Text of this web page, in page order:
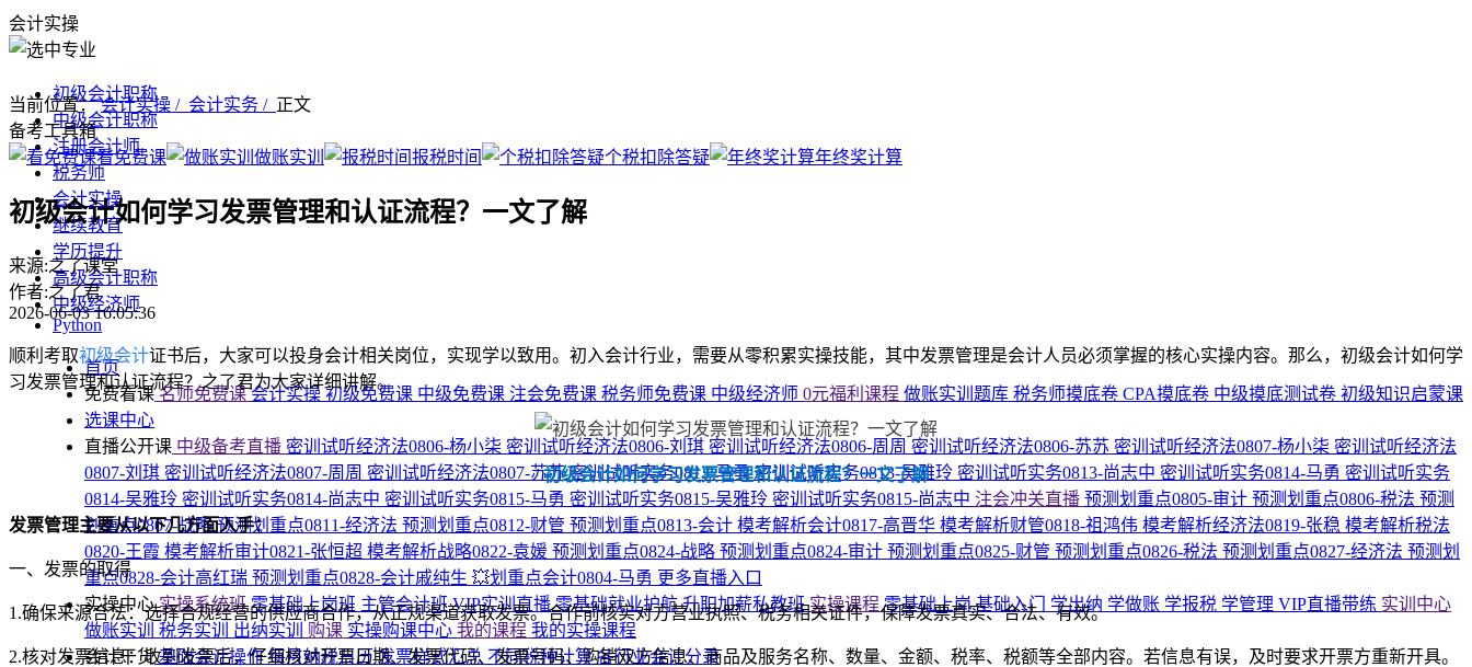
会计实操
初级会计职称
中级会计职称
注册会计师
税务师
会计实操
继续教育
学历提升
高级会计职称
中级经济师
Python
首页
免费看课名师免费课会计实操初级免费课 中级免费课 注会免费课 税务师免费课 中级经济师 0元福利课程 做账实训题库 税务师摸底卷 CPA摸底卷 中级摸底测试卷 初级知识启蒙课
选课中心
直播公开课 中级备考直播 密训试听经济法0806-杨小柒 密训试听经济法0806-刘琪 密训试听经济法0806-周周 密训试听经济法0806-苏苏 密训试听经济法0807-杨小柒 密训试听经济法
0807-刘琪 密训试听经济法0807-周周 密训试听经济法0807-苏苏密训试听实务0813-马勇密训试听实务0813-吴雅玲 密训试听实务0813-尚志中 密训试听实务0814-马勇 密训试听实务
0814-吴雅玲 密训试听实务0814-尚志中 密训试听实务0815-马勇 密训试听实务0815-吴雅玲 密训试听实务0815-尚志中 注会冲关直播 预测划重点0805-审计 预测划重点0806-税法 预测
划重点0807-战略预测划重点0811-经济法 预测划重点0812-财管 预测划重点0813-会计 模考解析会计0817-高晋华 模考解析财管0818-祖鸿伟 模考解析经济法0819-张稳 模考解析税法
0820-王霞 模考解析审计0821-张恒超 模考解析战略0822-袁媛 预测划重点0824-战略 预测划重点0824-审计 预测划重点0825-财管 预测划重点0826-税法 预测划重点0827-经济法 预测划
重点0828-会计高红瑞 预测划重点0828-会计戚纯生 💥划重点会计0804-马勇 更多直播入口
实操中心实操系统班零基础上岗班 主管会计班VIP实训直播零基础就业护航升职加薪私教班实操课程零基础上岗基础入门 学出纳 学做账 学报税 学管理 VIP直播带练 实训中心
做账实训 税务实训 出纳实训 购课 实操购课中心 我的课程 我的实操课程
会计干货基础会计操作每月纳税日历发票样式汇总 不同税种计算各行业会计分录
当前位置：会计实操 / 会计实务 / 正文
备考工具箱
看免费课
做账实训 报税时间 个税扣除答疑 年终奖计算
初级会计如何学习发票管理和认证流程？一文了解
来源:之了课堂
作者:之了君
2026-06-03 16:05:36
顺利考取初级会计证书后，大家可以投身会计相关岗位，实现学以致用。初入会计行业，需要从零积累实操技能，其中发票管理是会计人员必须掌握的核心实操内容。那么，初级会计如何学
习发票管理和认证流程？之了君为大家详细讲解。
初级会计如何学习发票管理和认证流程？一文了解
发票管理主要从以下几方面入手：
一、发票的取得
1.确保来源合法：选择合规经营的供应商合作，从正规渠道获取发票。合作前核实对方营业执照、税务相关证件，保障发票真实、合法、有效。
2.核对发票信息：收到发票后，仔细核对开票日期、发票代码、发票号码、购销双方信息、商品及服务名称、数量、金额、税率、税额等全部内容。若信息有误，及时要求开票方重新开具。